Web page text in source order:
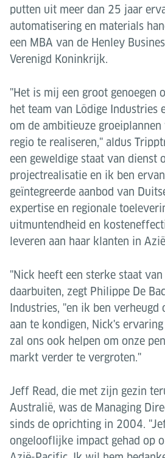
putten uit meer dan 25 jaar
automatisering en materials
een MBA van de Henley
Verenigd Koninkrijk.
"Het is mij een groot genoegen
het team van Lödige
om de ambitieuze
regio te realiseren," aldus
een geweldige staat van dienst
projectrealisatie en ik ben
geïntegreerde aanbod van
expertise en regionale
uitmuntendheid en
leveren aan haar klanten in
"Nick heeft een sterke staat
daarbuiten, zegt Philippe De
Industries, "en ik ben
aan te kondigen, Nick's
zal ons ook helpen om onze
markt verder te vergroten."
Jeff Read, die met zijn gezin
Australië, was de Managing
sinds de oprichting in 2004.
ongelooflijke impact gehad op